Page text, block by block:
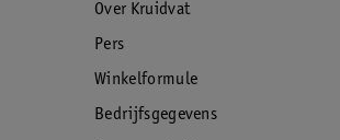
Over Kruidvat
Pers
Winkelformule
Bedrijfsgegevens